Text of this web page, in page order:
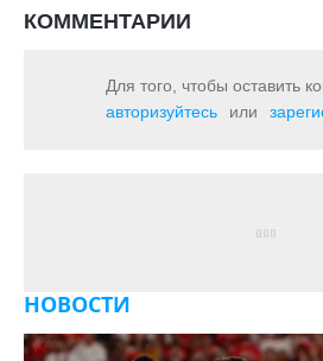
КОММЕНТАРИИ
Для того, чтобы оставить
авторизуйтесь
или
НОВОСТИ